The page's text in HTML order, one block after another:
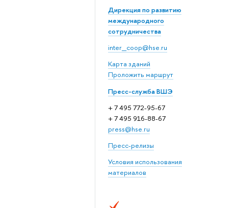
Дирекция по развитию
международного
сотрудничества
inter_coop@hse.ru
Карта зданий
Проложить маршрут
Пресс-служба ВШЭ
+ 7 495 772-95-67
+ 7 495 916-88-67
press@hse.ru
Пресс-релизы
Условия использования
материалов